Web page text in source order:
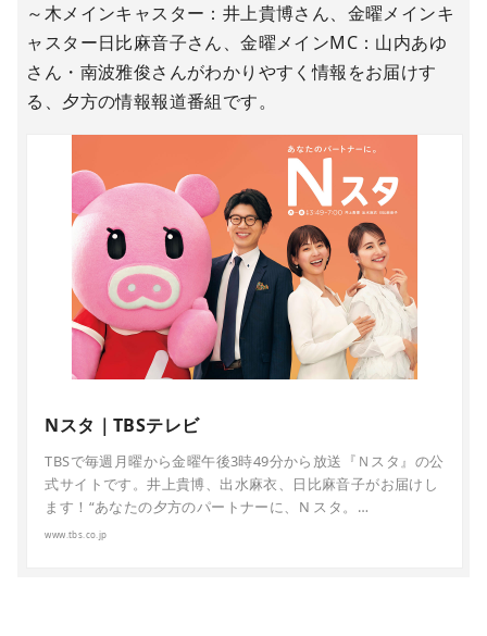
～木メインキャスター：井上貴博さん、金曜メインキ
ャスター日比麻音子さん、金曜メインMC：山内あゆ
さん・南波雅俊さんがわかりやすく情報をお届けす
る、夕方の情報報道番組です。
Nスタ｜TBSテレビ
TBSで毎週月曜から金曜午後3時49分から放送『Ｎスタ』の公
式サイトです。井上貴博、出水麻衣、日比麻音子がお届けし
ます！“あなたの夕方のパートナーに、N スタ。…
www.tbs.co.jp